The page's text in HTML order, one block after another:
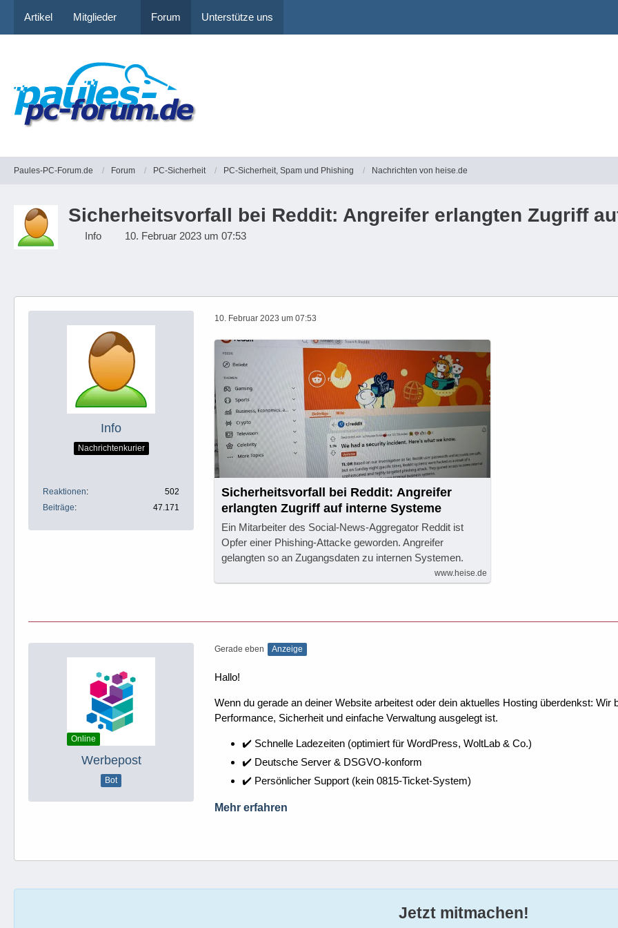
Artikel Mitglieder Forum Unterstütze uns
Paules-PC-Forum.de Forum PC-Sicherheit PC-Sicherheit, Spam und Phishing Nachrichten von heise.de
Sicherheitsvorfall bei Reddit: Angreifer erlangten Zugriff
Info 10. Februar 2023 um 07:53
Info
Nachrichtenkurier
Reaktionen
502
Beiträge
47.171
10. Februar 2023 um 07:53
Sicherheitsvorfall bei Reddit: Angreifer
erlangten Zugriff auf interne Systeme
Ein Mitarbeiter des Social-News-Aggregator Reddit ist
Opfer einer Phishing-Attacke geworden. Angreifer
gelangten so an Zugangsdaten zu internen Systemen.
www.heise.de
Online
Werbepost
Bot
Gerade eben Anzeige
Hallo!
Wenn du gerade an deiner Website arbeitest oder dein aktuelles Hosting überdenkst:
Performance, Sicherheit und einfache Verwaltung ausgelegt ist.
✔️ Schnelle Ladezeiten (optimiert für WordPress, WoltLab & Co.)
✔️ Deutsche Server & DSGVO-konform
✔️ Persönlicher Support (kein 0815-Ticket-System)
Mehr erfahren
Jetzt mitmachen!